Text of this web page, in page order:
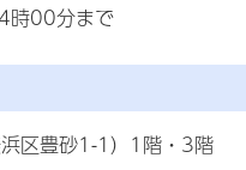
時00分まで
区豊砂1-1）1階・3階